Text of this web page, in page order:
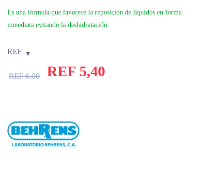
Es una fórmula que favorece la reposición de líquidos en forma
inmediata evitando la deshidratación.
REF
REF6,00 REF 5,40